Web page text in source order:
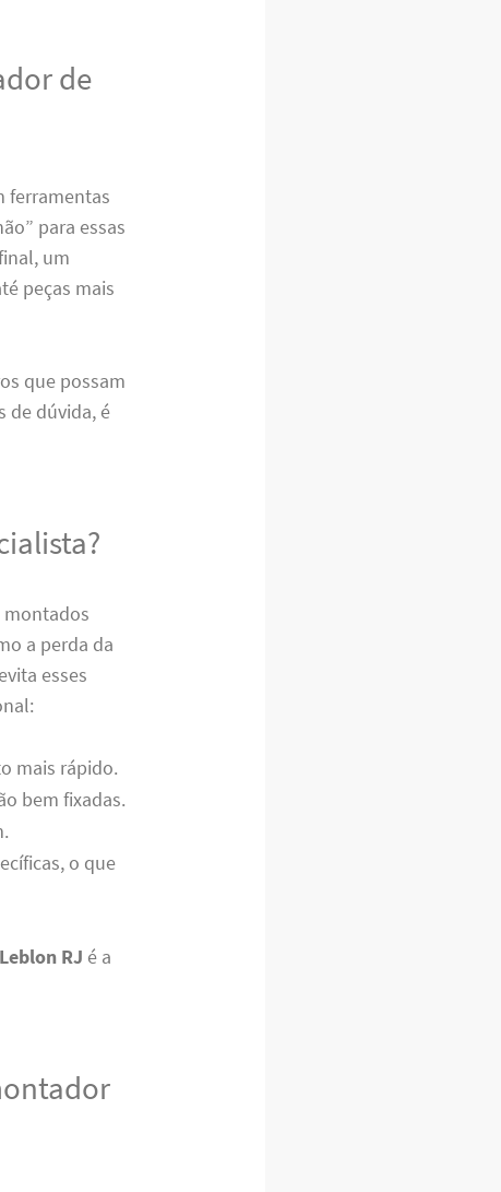
de
ferramentas
para essas
um
peças mais
que possam
de dúvida, é
montados
a perda da
esses
mais rápido.
bem fixadas.
o que
RJ é a